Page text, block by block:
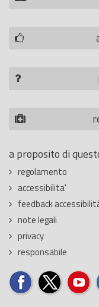
a proposito di
regolamento
accessibilita'
feedback
note legali
privacy
responsabile